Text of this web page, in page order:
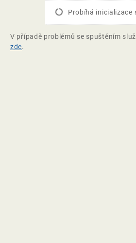
Probíhá inicializace
V případě problémů se spuštěním
zde.